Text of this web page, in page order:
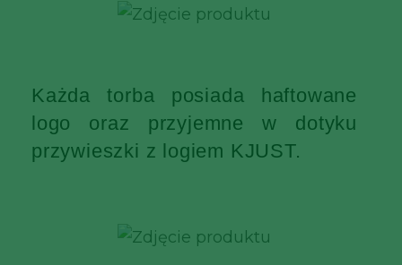
Każda torba posiada haftowane
logo oraz przyjemne w dotyku
przywieszki z logiem KJUST.